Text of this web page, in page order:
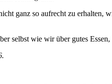
ganz so aufrecht zu erhalten,
selbst wie wir über gutes